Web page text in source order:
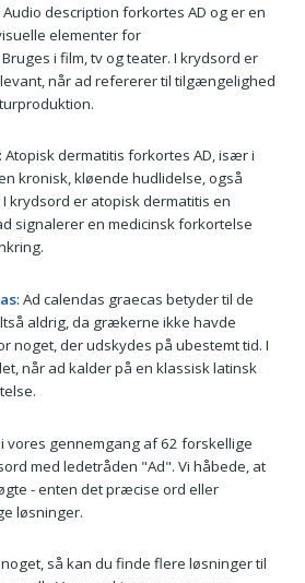
Audio description forkortes AD og er en
elementer for
i film, tv og teater. I krydsord er
når ad refererer til tilgængelighed
Atopisk dermatitis forkortes AD, især i
kronisk, kløende hudlidelse, også
krydsord er atopisk dermatitis en
signalerer en medicinsk forkortelse
: Ad calendas graecas betyder til de
aldrig, da grækerne ikke havde
noget, der udskydes på ubestemt tid. I
når ad kalder på en klassisk latinsk
vores gennemgang af 62 forskellige
med ledetråden "Ad". Vi håbede, at
- enten det præcise ord eller
løsninger.
så kan du finde flere løsninger til